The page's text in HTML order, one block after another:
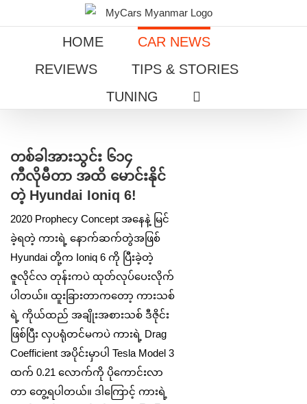
to
HOME
CAR NEWS
REVIEWS
TIPS & STORIES
TUNING
Larger
Image
တစ်ခါအားသွင်း ၆၁၄
ကီလိုမီတာ အထိ မောင်းနိုင်
တဲ့ Hyundai Ioniq 6!
2020 Prophecy Concept အနေနဲ့ မြင်
ခဲ့ရတဲ့ ကားရဲ့ နောက်ဆက်တွဲအဖြစ်
Hyundai တို့က Ioniq 6 ကို ပြီးခဲ့တဲ့
ဇူလိုင်လ တုန်းကပဲ ထုတ်လုပ်ပေးလိုက်
ပါတယ်။ ထူးခြားတာကတော့ ကားသစ်
ရဲ့ ကိုယ်ထည် အချိုးအစားသစ် ဒီဇိုင်း
ဖြစ်ပြီး လှပရုံတင်မကပဲ ကားရဲ့ Drag
Coefficient အပိုင်းမှာပါ Tesla Model 3
ထက် 0.21 လောက်ကို ပိုကောင်းလာ
တာ တွေ့ရပါတယ်။ ဒါကြောင့် ကားရဲ့